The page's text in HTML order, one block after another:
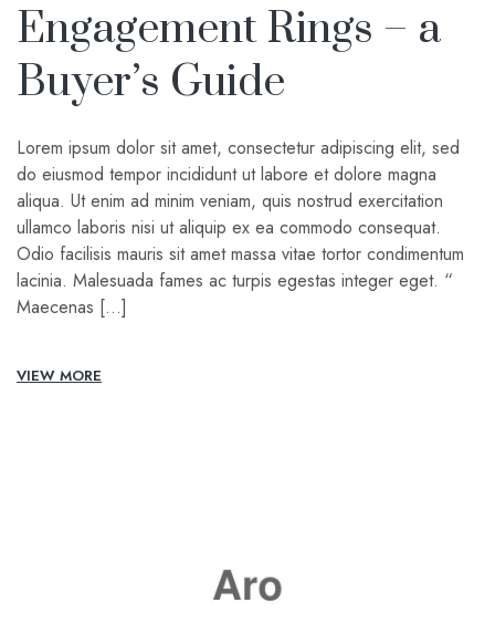
Engagement Rings – a
Buyer’s Guide
Lorem ipsum dolor sit amet, consectetur adipiscing elit, sed
do eiusmod tempor incididunt ut labore et dolore magna
aliqua. Ut enim ad minim veniam, quis nostrud exercitation
ullamco laboris nisi ut aliquip ex ea commodo consequat.
Odio facilisis mauris sit amet massa vitae tortor condimentum
lacinia. Malesuada fames ac turpis egestas integer eget. “
Maecenas […]
VIEW MORE